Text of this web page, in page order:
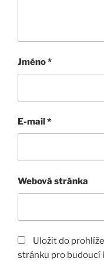
Jméno*
E-mail*
Webová stránka
Uložit do
stránku pro budoucí